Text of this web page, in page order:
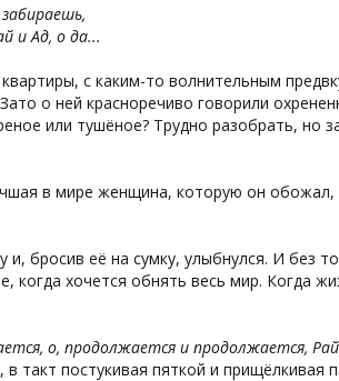
и Ад, о да...
с каким-то волнительным
о ней красноречиво говорили
или тушёное? Трудно разобрать, но
в мире женщина, которую он
и, бросив её на сумку, улыбнулся. И без
когда хочется обнять весь мир. Когда
о, продолжается и продолжается,
такт постукивая пяткой и прищёлкивая